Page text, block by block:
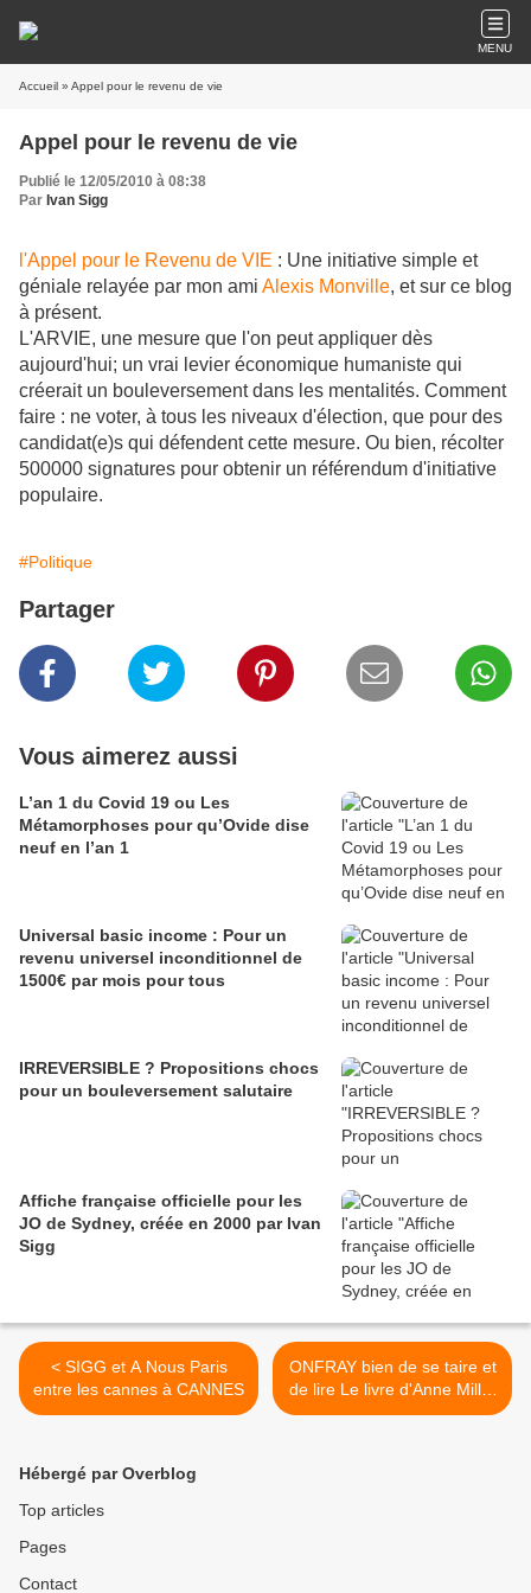
MENU
Accueil » Appel pour le revenu de vie
Appel pour le revenu de vie
Publié le 12/05/2010 à 08:38
Par Ivan Sigg
l'Appel pour le Revenu de VIE : Une initiative simple et
géniale relayée par mon ami Alexis Monville, et sur ce blog
à présent.
L'ARVIE, une mesure que l'on peut appliquer dès
aujourd'hui; un vrai levier économique humaniste qui
créerait un bouleversement dans les mentalités. Comment
faire : ne voter, à tous les niveaux d'élection, que pour des
candidat(e)s qui défendent cette mesure. Ou bien, récolter
500000 signatures pour obtenir un référendum d'initiative
populaire.
#Politique
Partager
Vous aimerez aussi
L’an 1 du Covid 19 ou Les
Métamorphoses pour qu’Ovide dise
neuf en l’an 1
Universal basic income : Pour un
revenu universel inconditionnel de
1500€ par mois pour tous
IRREVERSIBLE ? Propositions chocs
pour un bouleversement salutaire
Affiche française officielle pour les
JO de Sydney, créée en 2000 par Ivan
Sigg
< SIGG et A Nous Paris
entre les cannes à CANNES
ONFRAY bien de se taire et
de lire Le livre d'Anne Millet
>
Hébergé par Overblog
Top articles
Pages
Contact